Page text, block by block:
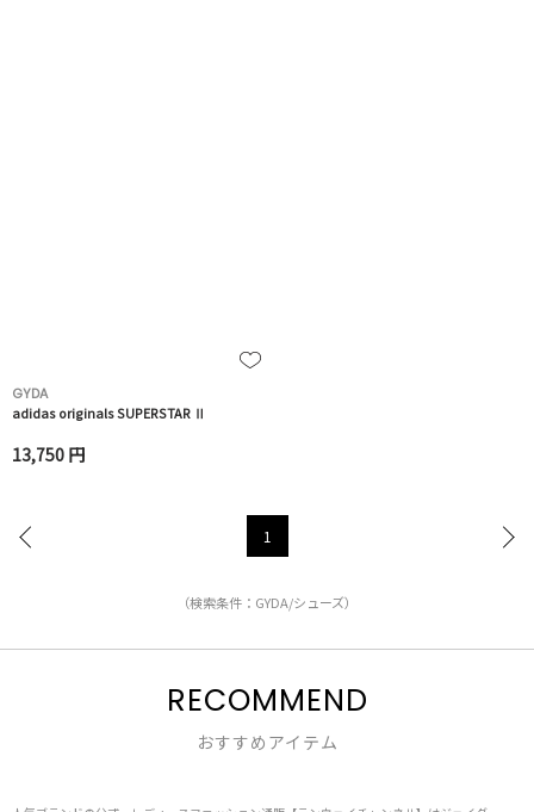
GYDA
adidas originals SUPERSTAR Ⅱ
13,750 円
1
（検索条件：GYDA/シューズ）
RECOMMEND
おすすめアイテム